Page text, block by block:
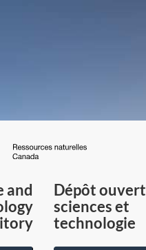
du
Canada
and
Dépôt
sciences et
technologie